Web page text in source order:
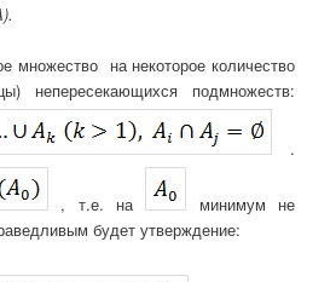
).
множество на некоторое количество
непересекающихся подмножеств:
.
, т.е. на
минимум не
будет утверждение: